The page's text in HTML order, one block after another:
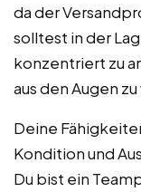
da der
solltest in der
konzentriert zu
aus den Augen
Deine
Kondition und
Du bist ein